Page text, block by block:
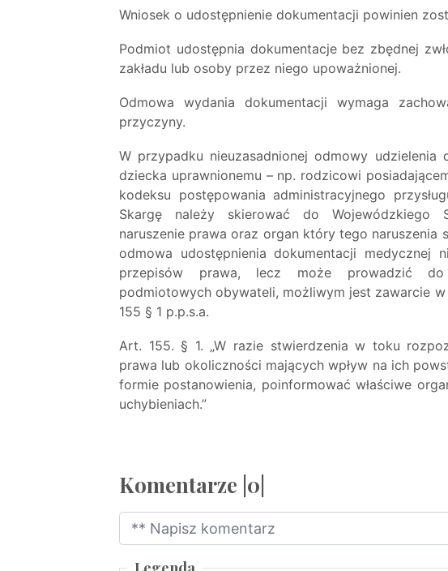
Wniosek o udostępnienie dokumentacji powinien
Podmiot udostępnia dokumentacje bez zbędnej
zakładu lub osoby przez niego upoważnionej.
Odmowa wydania dokumentacji wymaga
przyczyny.
W przypadku nieuzasadnionej odmowy udzielenia
dziecka uprawnionemu – np. rodzicowi
kodeksu postępowania administracyjnego
Skargę należy skierować do Wojewódzkiego
naruszenie prawa oraz organ który tego naruszenia
odmowa udostępnienia dokumentacji medycznej
przepisów prawa, lecz może prowadzić do
podmiotowych obywateli, możliwym jest zawarcie
155 § 1 p.p.s.a.
Art. 155. § 1. „W razie stwierdzenia w toku
prawa lub okoliczności mających wpływ na ich
formie postanowienia, poinformować właściwe
uchybieniach.”
Komentarze |0|